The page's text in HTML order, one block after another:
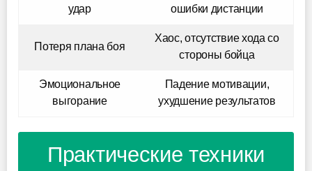
удар
ошибки дистанции
Потеря плана боя
Хаос, отсутствие хода со
стороны бойца
Эмоциональное
выгорание
Падение мотивации,
ухудшение результатов
Практические техники